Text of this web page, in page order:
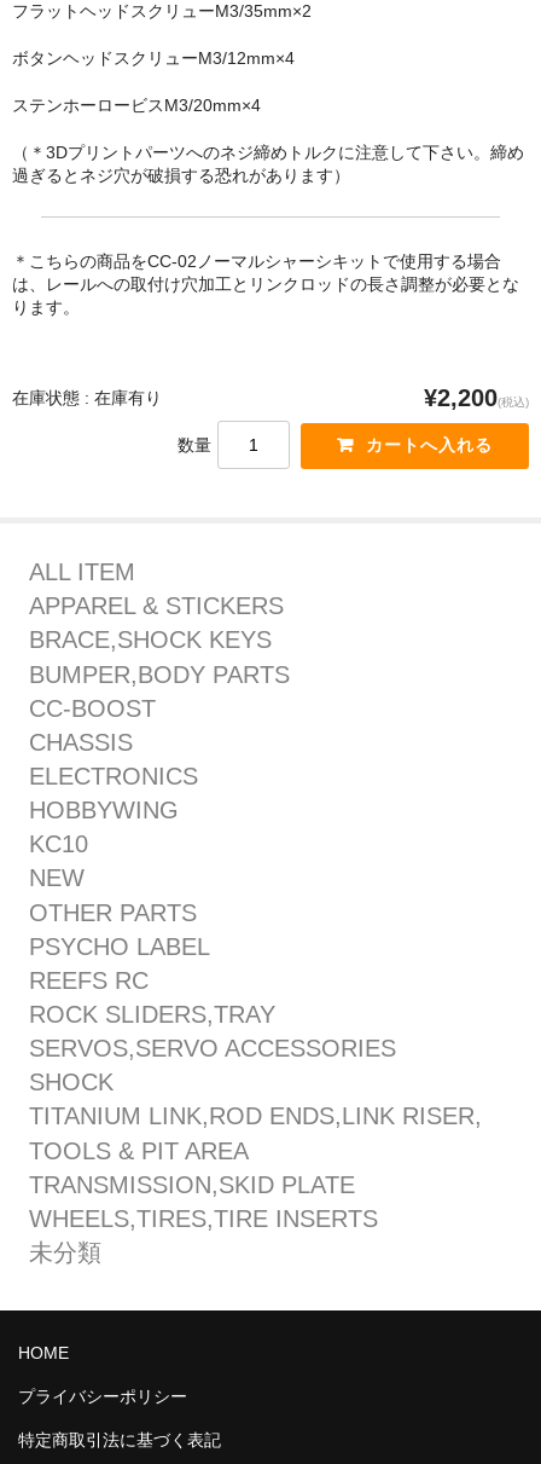
フラットヘッドスクリューM3/35mm×2
ボタンヘッドスクリューM3/12mm×4
ステンホーロービスM3/20mm×4
（＊3Dプリントパーツへのネジ締めトルクに注意して下さい。締め
過ぎるとネジ穴が破損する恐れがあります）
＊こちらの商品をCC-02ノーマルシャーシキットで使用する場合
は、レールへの取付け穴加工とリンクロッドの長さ調整が必要とな
ります。
在庫状態 : 在庫有り ¥2,200(税込)
数量
ALL ITEM
APPAREL & STICKERS
BRACE,SHOCK KEYS
BUMPER,BODY PARTS
CC-BOOST
CHASSIS
ELECTRONICS
HOBBYWING
KC10
NEW
OTHER PARTS
PSYCHO LABEL
REEFS RC
ROCK SLIDERS,TRAY
SERVOS,SERVO ACCESSORIES
SHOCK
TITANIUM LINK,ROD ENDS,LINK RISER,
TOOLS & PIT AREA
TRANSMISSION,SKID PLATE
WHEELS,TIRES,TIRE INSERTS
未分類
HOME
プライバシーポリシー
特定商取引法に基づく表記